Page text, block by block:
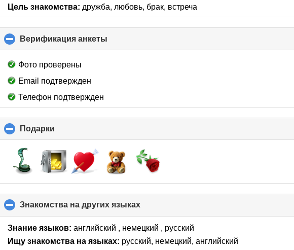
Цель знакомства: дружба, любовь, брак, встреча
Верификация анкеты
to
Фото проверены
Email подтвержден
Телефон подтвержден
Подарки
to
collapse
contents
Знакомства на других языках
to
collapse
contents
Знание языков: английский , немецкий , русский
Ищу знакомства на языках: русский, немецкий, английский